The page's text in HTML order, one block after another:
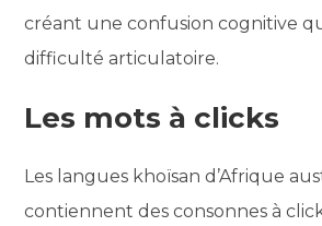
créant une confusion cognitive
difficulté articulatoire.
Les mots à clicks
Les langues khoïsan d’Afrique
contiennent des consonnes à